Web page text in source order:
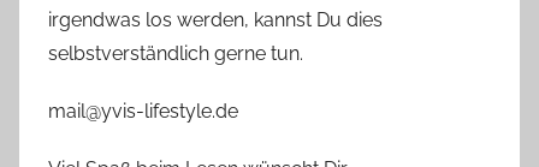
irgendwas los werden, kannst Du dies
selbstverständlich gerne tun.
mail@yvis-lifestyle.de